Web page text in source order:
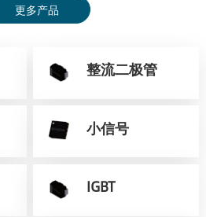
更多产品
整流二极管
小信号
IGBT